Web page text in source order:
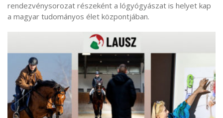
rendezvénysorozat részeként a lógyógyászat is helyet kap
a magyar tudományos élet központjában.